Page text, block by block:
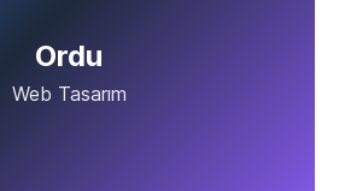
Ordu
Web Tasarım